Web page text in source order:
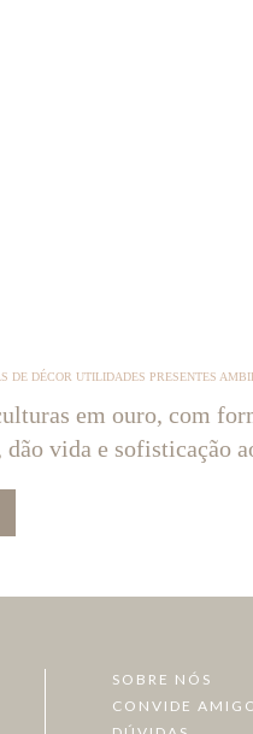
DE DÉCOR UTILIDADES PRESENTES
em ouro, com
dão vida e sofisticação
SOBRE NÓS
CONVIDE